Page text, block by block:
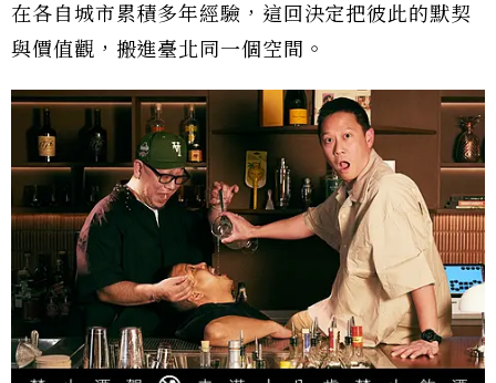
在各自城市累積多年經驗，這回決定把彼此的默契
與價值觀，搬進臺北同一個空間。